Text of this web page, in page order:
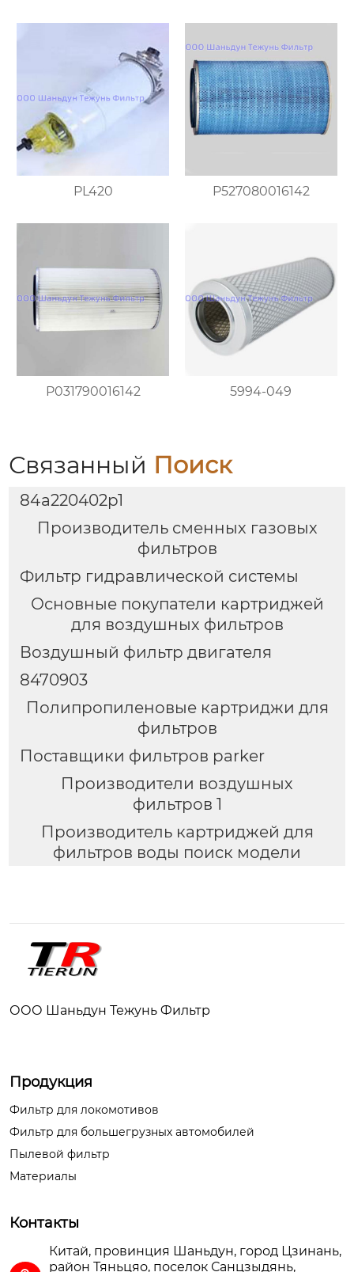
PL420 P527080016142
P031790016142 5994-049
Связанный Поиск
84a220402p1
Производитель сменных газовых
фильтров
Фильтр гидравлической системы
Основные покупатели картриджей
для воздушных фильтров
Воздушный фильтр двигателя
8470903
Полипропиленовые картриджи для
фильтров
Поставщики фильтров parker
Производители воздушных
фильтров 1
Производитель картриджей для
фильтров воды поиск модели
ООО Шаньдун Тежунь Фильтр
Продукция
Фильтр для локомотивов
Фильтр для большегрузных автомобилей
Пылевой фильтр
Материалы
Контакты
Китай, провинция Шаньдун, город Цзинань,
район Тяньцяо, поселок Санцзыдянь,